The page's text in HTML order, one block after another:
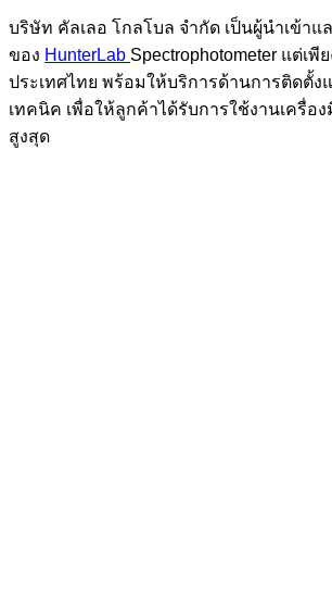
บริษัท คัลเลอ โกลโบล จำกัด เป็นผู้นำเข้า
ของ HunterLab Spectrophotometer แต่เพี
ประเทศไทย พร้อมให้บริการด้านการติดตั้
เทคนิค เพื่อให้ลูกค้าได้รับการใช้งานเครื่อ
สูงสุด